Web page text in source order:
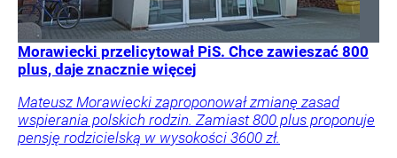
Morawiecki przelicytował PiS. Chce zawieszać 800
plus, daje znacznie więcej
Mateusz Morawiecki zaproponował zmianę zasad
wspierania polskich rodzin. Zamiast 800 plus proponuje
pensję rodzicielską w wysokości 3600 zł.